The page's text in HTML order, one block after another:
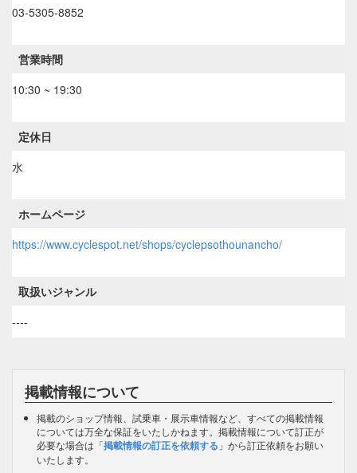
03-5305-8852
営業時間
10:30 ~ 19:30
定休日
水
ホームページ
https://www.cyclespot.net/shops/cyclepsothounancho/
取扱いジャンル
----
掲載情報について
掲載のショップ情報、試乗車・展示車情報など、すべての掲載情報
については万全な保証をいたしかねます。掲載情報について訂正が
必要な場合は「掲載情報の訂正を依頼する 」から訂正依頼をお願い
いたします。